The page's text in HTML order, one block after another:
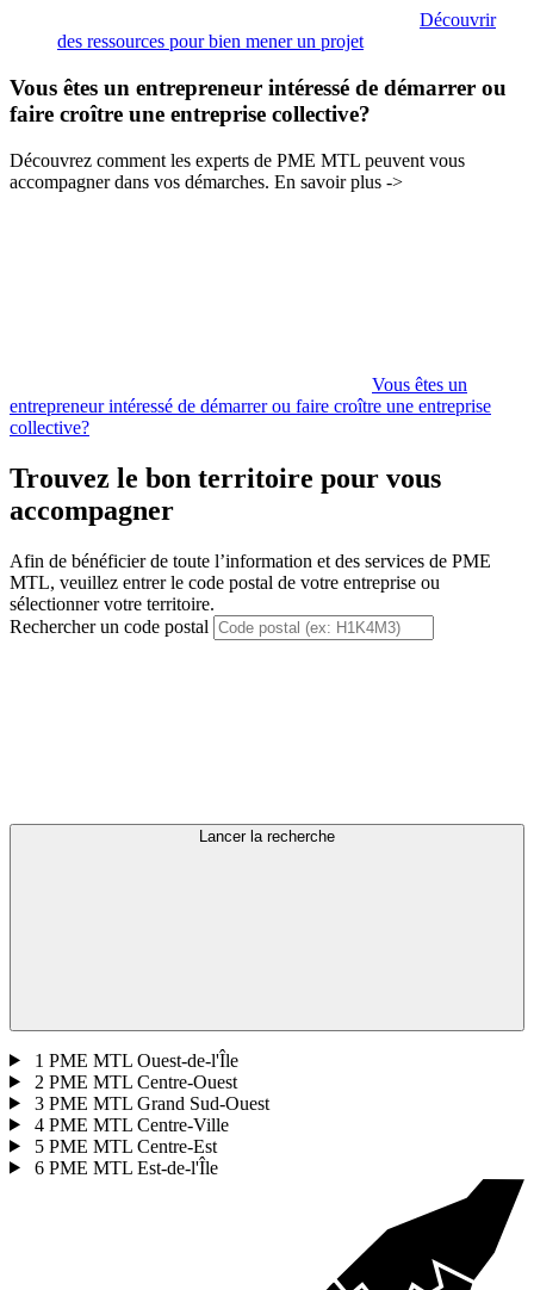
Découvrir
des ressources pour bien mener un projet
Vous êtes un entrepreneur intéressé de démarrer ou
faire croître une entreprise collective?
Découvrez comment les experts de PME MTL peuvent vous
accompagner dans vos démarches. En savoir plus ->
Vous êtes un
entrepreneur intéressé de démarrer ou faire croître une entreprise
collective?
Trouvez le bon territoire pour vous
accompagner
Afin de bénéficier de toute l’information et des services de PME
MTL, veuillez entrer le code postal de votre entreprise ou
sélectionner votre territoire.
Rechercher un code postal
Lancer la recherche
1 PME MTL Ouest-de-l'Île
2 PME MTL Centre-Ouest
3 PME MTL Grand Sud-Ouest
4 PME MTL Centre-Ville
5 PME MTL Centre-Est
6 PME MTL Est-de-l'Île